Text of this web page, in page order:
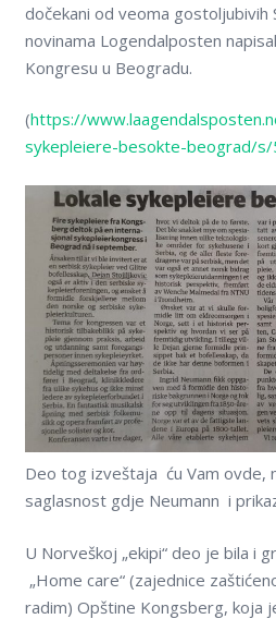
dočekani od veoma gostoljubivih
novinama Logendalposten
Kongresu u Beogradu.
(https://
sykepleiere-besokte-beograd/s/
Deo tog izveštaja ću Vam ovde,
saglasnost gdje Neumann i
U Norveškoj „ekipi“ deo je bila i
„Home care“ (zajednice
radim) Opštine Kongsberg, koja